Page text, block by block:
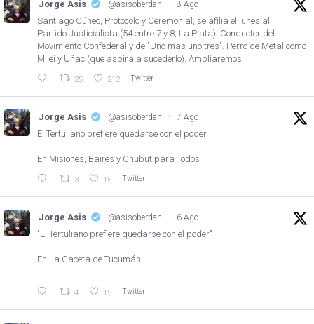
Jorge Asis @asisoberdan · 8 Ago
Santiago Cúneo, Protocolo y Ceremonial, se afilia el lunes al
Partido Justicialista (54 entre 7 y 8, La Plata). Conductor del
Movimiento Confederal y de "Uno más uno tres". Perro de Metal como
Milei y Uñac (que aspira a sucederlo). Ampliaremos.
25 212 Twitter
Jorge Asis @asisoberdan · 7 Ago
El Tertuliano prefiere quedarse con el poder
En Misiones, Baires y Chubut para Todos
3 15 Twitter
Jorge Asis @asisoberdan · 6 Ago
"El Tertuliano prefiere quedarse con el poder"
En La Gaceta de Tucumán
4 15 Twitter